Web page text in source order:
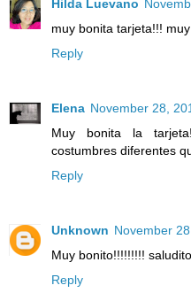
Hilda Luevano
muy bonita tarjeta!!!
Reply
Elena November 28,
Muy bonita la
costumbres diferentes
Reply
Unknown November
Muy bonito!!!!!!!!!
Reply